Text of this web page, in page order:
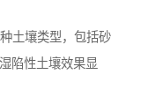
土壤类型，包括砂
陷性土壤效果显